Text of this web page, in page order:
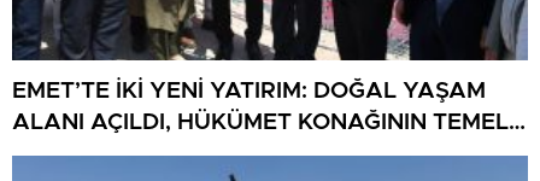
EMET’TE İKİ YENİ YATIRIM: DOĞAL YAŞAM
ALANI AÇILDI, HÜKÜMET KONAĞININ TEMELİ
ATILDI